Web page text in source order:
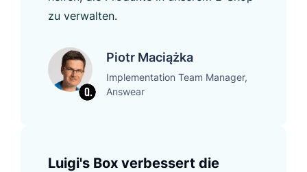
zu verwalten.
Piotr Maciążka
Implementation Team Manager,
Answear
Luigi's Box verbessert die